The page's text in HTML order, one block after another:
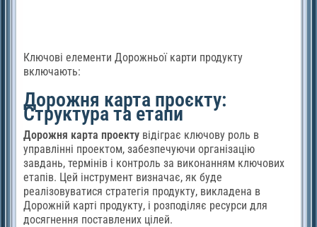
Ключові елементи Дорожньої карти продукту
включають:
Дорожня карта проєкту:
Структура та етапи
Дорожня карта проекту відіграє ключову роль в
управлінні проектом, забезпечуючи організацію
завдань, термінів і контроль за виконанням ключових
етапів. Цей інструмент визначає, як буде
реалізовуватися стратегія продукту, викладена в
Дорожній карті продукту, і розподіляє ресурси для
досягнення поставлених цілей.